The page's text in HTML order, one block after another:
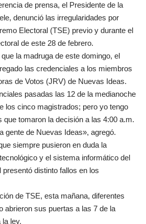
de prensa, el Presidente de la
denunció las irregularidades por
Electoral (TSE) previo y durante el
de este 28 de febrero.
la madruga de este domingo, el
las credenciales a los miembros
de Votos (JRV) de Nuevas Ideas.
pasadas las 12 de la medianoche
los cinco magistrados; pero yo tengo
que tomaron la decisión a las 4:00 a.m.
gente de Nuevas Ideas», agregó.
siempre pusieron en duda la
y el sistema informático del
presentó distinto fallos en los
de TSE, esta mañana, diferentes
abrieron sus puertas a las 7 de la
ley.